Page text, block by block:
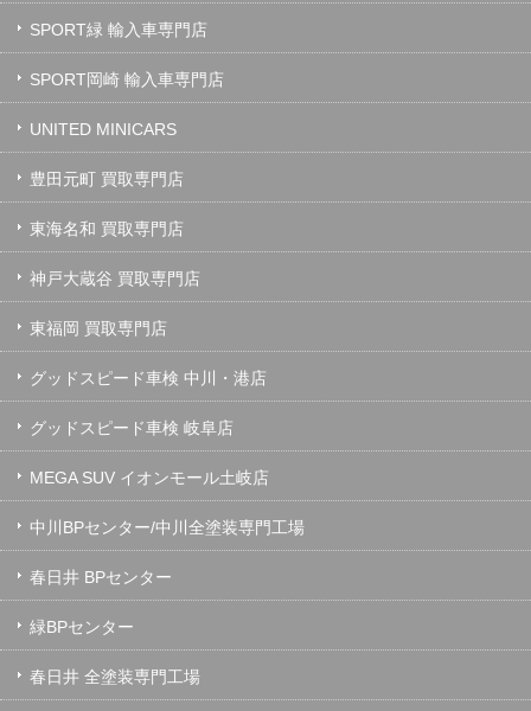
SPORT緑 輸入車専門店
SPORT岡崎 輸入車専門店
UNITED MINICARS
豊田元町 買取専門店
東海名和 買取専門店
神戸大蔵谷 買取専門店
東福岡 買取専門店
グッドスピード車検 中川・港店
グッドスピード車検 岐阜店
MEGA SUV イオンモール土岐店
中川BPセンター/中川全塗装専門工場
春日井 BPセンター
緑BPセンター
春日井 全塗装専門工場